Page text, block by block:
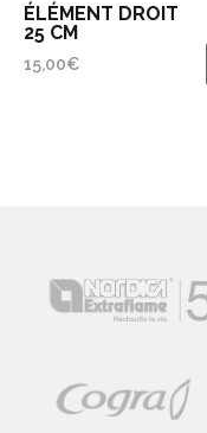
ÉLÉMENT DROIT
25 CM
15,00€